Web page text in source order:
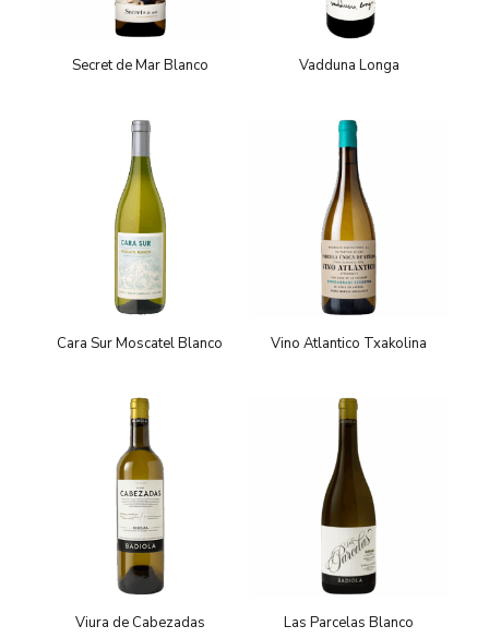
Secret de Mar Blanco Vadduna Longa
Cara Sur Moscatel Blanco Vino Atlantico Txakolina
Viura de Cabezadas Las Parcelas Blanco